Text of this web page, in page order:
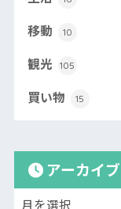
移動 10
観光 105
買い物 15
アーカイブ